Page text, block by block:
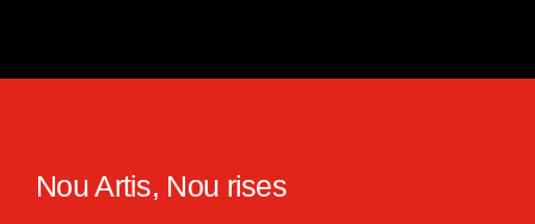
Nou Artis, Nou rises